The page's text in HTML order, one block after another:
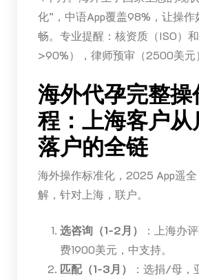
化”，中语App覆盖98%，让操作
畅。专业提醒：核资质（ISO）
>90%），律师预审（2500美元
海外代孕完整操
程：上海客户从
落户的全链
海外操作标准化，2025 App遥全
解，针对上海，联户。
选咨询（1-2月）
：上海办
费1900美元，中支持。
匹配（1-3月）
：选捐/母，